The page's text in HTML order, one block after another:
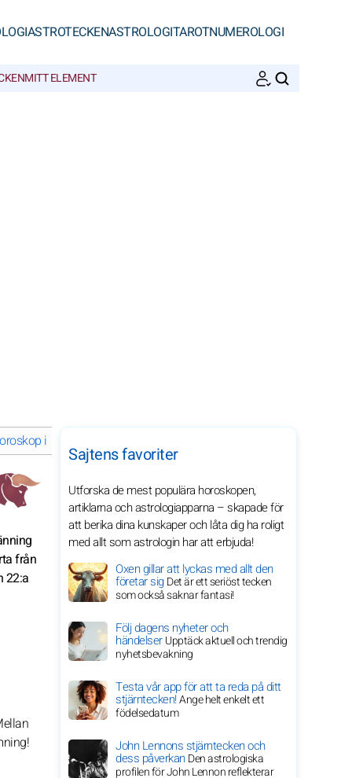
ASTROTECKENASTROLOGITAROTNUMEROLOGI
MITT ELEMENT
i juni 2026 för ditt stjärntecken
från
22:a
Sajtens favoriter
Utforska de mest populära horoskopen,
artiklarna och astrologiapparna – skapade för
att berika dina kunskaper och låta dig ha roligt
med allt som astrologin har att erbjuda!
Oxen gillar att lyckas med allt den
företar sigDet är ett seriöst tecken
som också saknar fantasi!
Följ dagens nyheter och
händelserUpptäck aktuell och trendig
nyhetsbevakning
Testa vår app för att ta reda på ditt
stjärntecken!Ange helt enkelt ett
födelsedatum
John Lennons stjärntecken och
dess påverkanDen astrologiska
profilen för John Lennon reflekterar